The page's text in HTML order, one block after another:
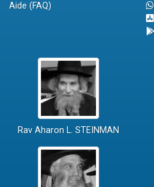
Aide (FAQ)
Rav Aharon L. STEINMAN